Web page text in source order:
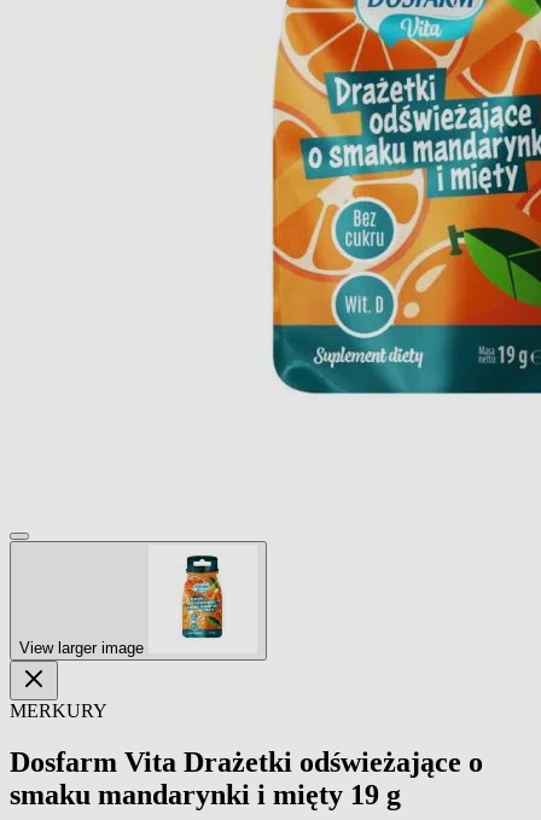
View larger image
MERKURY
Dosfarm Vita Drażetki odświeżające o
smaku mandarynki i mięty 19 g